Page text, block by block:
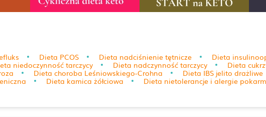
Dieta PCOS Dieta nadciśnienie tętnicze
Dieta
niedoczynność tarczycy Dieta nadczynność tarczycy
Dieta
Dieta choroba Leśniowskiego-Crohna Dieta IBS jelito drażliwe
Dieta kamica żółciowa Dieta nietolerancje i alergie